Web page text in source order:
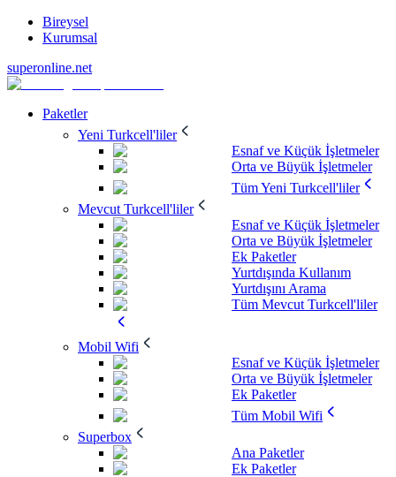
Bireysel
Kurumsal
superonline.net
Paketler
Yeni Turkcell'liler
Esnaf ve Küçük İşletmeler
Orta ve Büyük İşletmeler
Tüm Yeni Turkcell'liler
Mevcut Turkcell'liler
Esnaf ve Küçük İşletmeler
Orta ve Büyük İşletmeler
Ek Paketler
Yurtdışında Kullanım
Yurtdışını Arama
Tüm Mevcut Turkcell'liler
Mobil Wifi
Esnaf ve Küçük İşletmeler
Orta ve Büyük İşletmeler
Ek Paketler
Tüm Mobil Wifi
Superbox
Ana Paketler
Ek Paketler